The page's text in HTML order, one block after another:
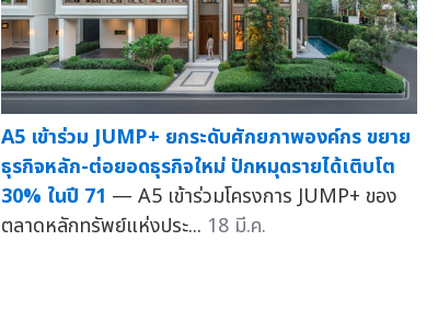
A5 เข้าร่วม JUMP+ ยกระดับศักยภาพองค์กร ขยาย
ธุรกิจหลัก-ต่อยอดธุรกิจใหม่ ปักหมุดรายได้เติบโต
30% ในปี 71 — A5 เข้าร่วมโครงการ JUMP+ ของ
ตลาดหลักทรัพย์แห่งประ... 18 มี.ค.